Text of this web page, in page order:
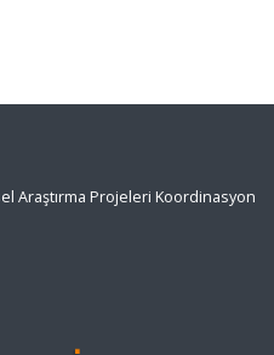
Araştırma Projeleri Koordinasyon